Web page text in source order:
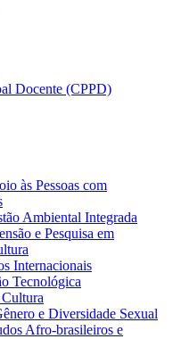
Docente (CPPD)
às Pessoas com
Ambiental Integrada
e Pesquisa em
Internacionais
Tecnológica
e Diversidade Sexual
Afro-brasileiros e